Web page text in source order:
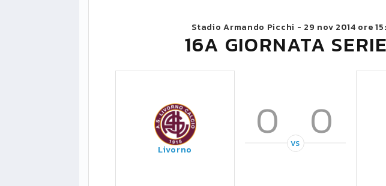
Stadio Armando Picchi - 29 nov 2014 ore
16A GIORNATA
Livorno
0 0
VS